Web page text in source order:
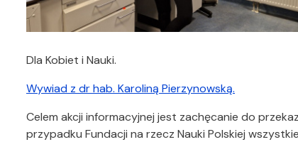
Dla Kobiet i Nauki.
Wywiad z dr hab. Karoliną Pierzynowską.
Celem akcji informacyjnej jest zachęcanie do
przypadku Fundacji na rzecz Nauki Polskiej